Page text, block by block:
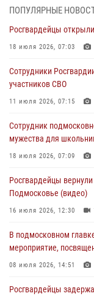
Росгвардейцы
03 августа 2026, 14:57
крупную сумму в
31 июля 2026, 14:00
действиях в
31 июля 2026, 09:30
(видео)
30 июля 2026, 08:10
ПОПУЛЯРНЫЕ
Росгвардейцы
18 июля 2026, 07:03
Сотрудники
участников СВО
11 июля 2026, 07:15
Сотрудник
мужества для
18 июля 2026, 07:09
Росгвардейцы
Подмосковье (видео)
16 июля 2026, 12:30
В подмосковном
мероприятие,
08 июля 2026, 14:51
Росгвардейцы